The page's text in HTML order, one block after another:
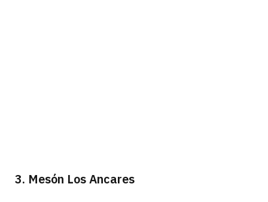
3. Mesón Los Ancares